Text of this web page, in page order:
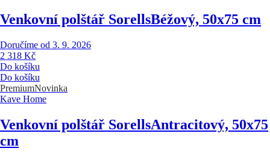
Venkovní polštář SorellsBéžový, 50x75 cm
Doručíme od 3. 9. 2026
2 318 Kč
Do košíku
Do košíku
PremiumNovinka
Kave Home
Venkovní polštář SorellsAntracitový, 50x75
cm